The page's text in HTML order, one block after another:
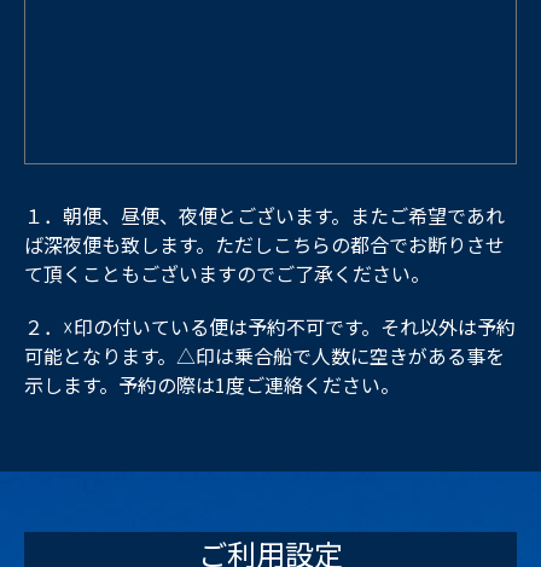
１．朝便、昼便、夜便とございます。またご希望であれ
ば深夜便も致します。ただしこちらの都合でお断りさせ
て頂くこともございますのでご了承ください。
２．☓印の付いている便は予約不可です。それ以外は予約
可能となります。△印は乗合船で人数に空きがある事を
示します。予約の際は1度ご連絡ください。
ご利用設定